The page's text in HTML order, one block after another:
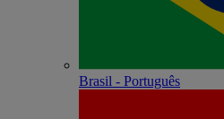
Brasil - Português